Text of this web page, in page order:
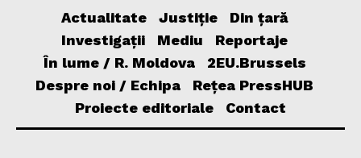
Actualitate Justiție
Din țară
Investigații
Mediu
Reportaje
În lume / R. Moldova
2EU.Brussels
Despre noi / Echipa
Rețea PressHUB
Proiecte editoriale
Contact